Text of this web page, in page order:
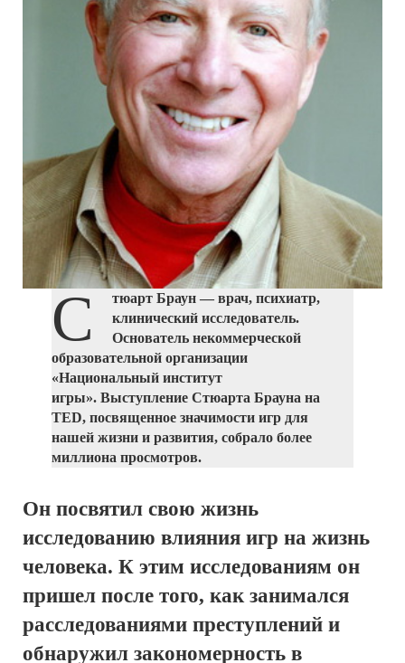
С тюарт Браун— врач, психиатр,
клинический исследователь.
Основатель некоммерческой
образовательной организации
«Национальный институт
игры». Выступление Стюарта Брауна на
TED, посвященное значимости игр для
нашей жизни и развития, собрало более
миллиона просмотров.
Он посвятил свою жизнь
исследованию влияния игр на жизнь
человека. К этим исследованиям он
пришел после того, как занимался
расследованиями преступлений и
обнаружил закономерность в